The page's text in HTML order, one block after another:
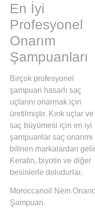
En İyi
Profesyonel
Onarım
Şampuanları
Birçok profesyonel
şampuan hasarlı saç
uçlarını onarmak için
üretilmiştir. Kırık uçlar ve
saç büyümesi için en iyi
şampuanlar saç onarımı
bilinen markalardan
Keratin, biyotin ve diğer
besinlerle doludurlar.
Moroccanoil Nem
Şampuan